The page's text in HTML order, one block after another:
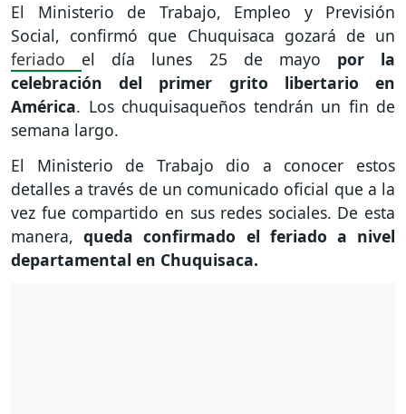
El Ministerio de Trabajo, Empleo y Previsión
Social, confirmó que Chuquisaca gozará de un
feriado el día lunes 25 de mayo por la
celebración del primer grito libertario en
América. Los chuquisaqueños tendrán un fin de
semana largo.
El Ministerio de Trabajo dio a conocer estos
detalles a través de un comunicado oficial que a la
vez fue compartido en sus redes sociales. De esta
manera,queda confirmado el feriado a nivel
departamental en Chuquisaca.